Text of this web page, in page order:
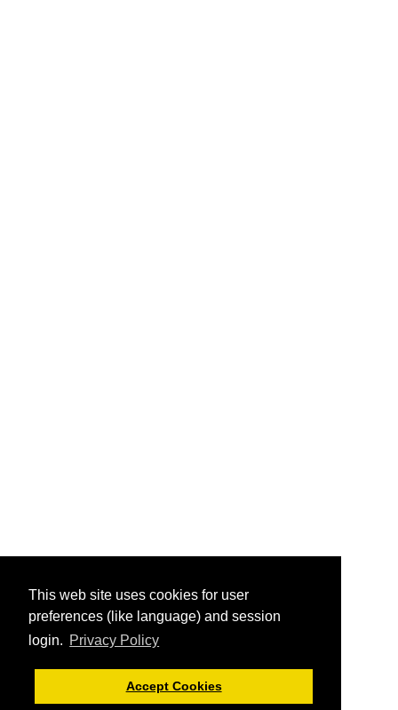
This web site uses cookies for user
preferences (like language) and session
login. Privacy Policy
Accept Cookies